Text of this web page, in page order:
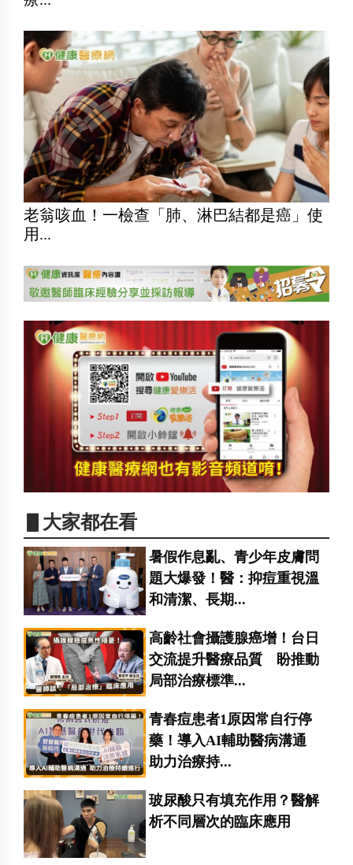
老翁咳血！一檢查「肺、淋巴結都是癌」使
用...
▋大家都在看
暑假作息亂、青少年皮膚問
題大爆發！醫：抑痘重視溫
和清潔、長期...
高齡社會攝護腺癌增！台日
交流提升醫療品質 盼推動
局部治療標準...
青春痘患者1原因常自行停
藥！導入AI輔助醫病溝通
助力治療持...
玻尿酸只有填充作用？醫解
析不同層次的臨床應用